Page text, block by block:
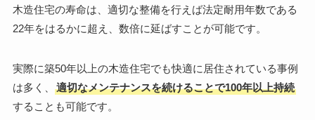
木造住宅の寿命は、適切な整備を行えば法定耐用年数である
22年をはるかに超え、数倍に延ばすことが可能です。
実際に築50年以上の木造住宅でも快適に居住されている事例
は多く、
適切なメンテナンスを続けることで100年以上持続
することも可能です。